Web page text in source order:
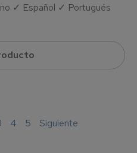
✓ Español ✓ Portugués
4 5 Siguiente